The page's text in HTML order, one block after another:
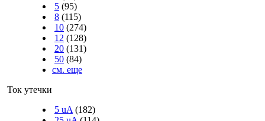
5 (95)
8 (115)
10 (274)
12 (128)
20 (131)
50 (84)
см. еще
Ток утечки
5 uA (182)